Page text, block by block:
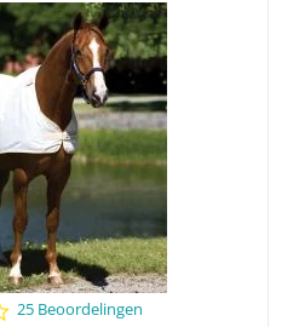
4.7
25 Beoordelingen